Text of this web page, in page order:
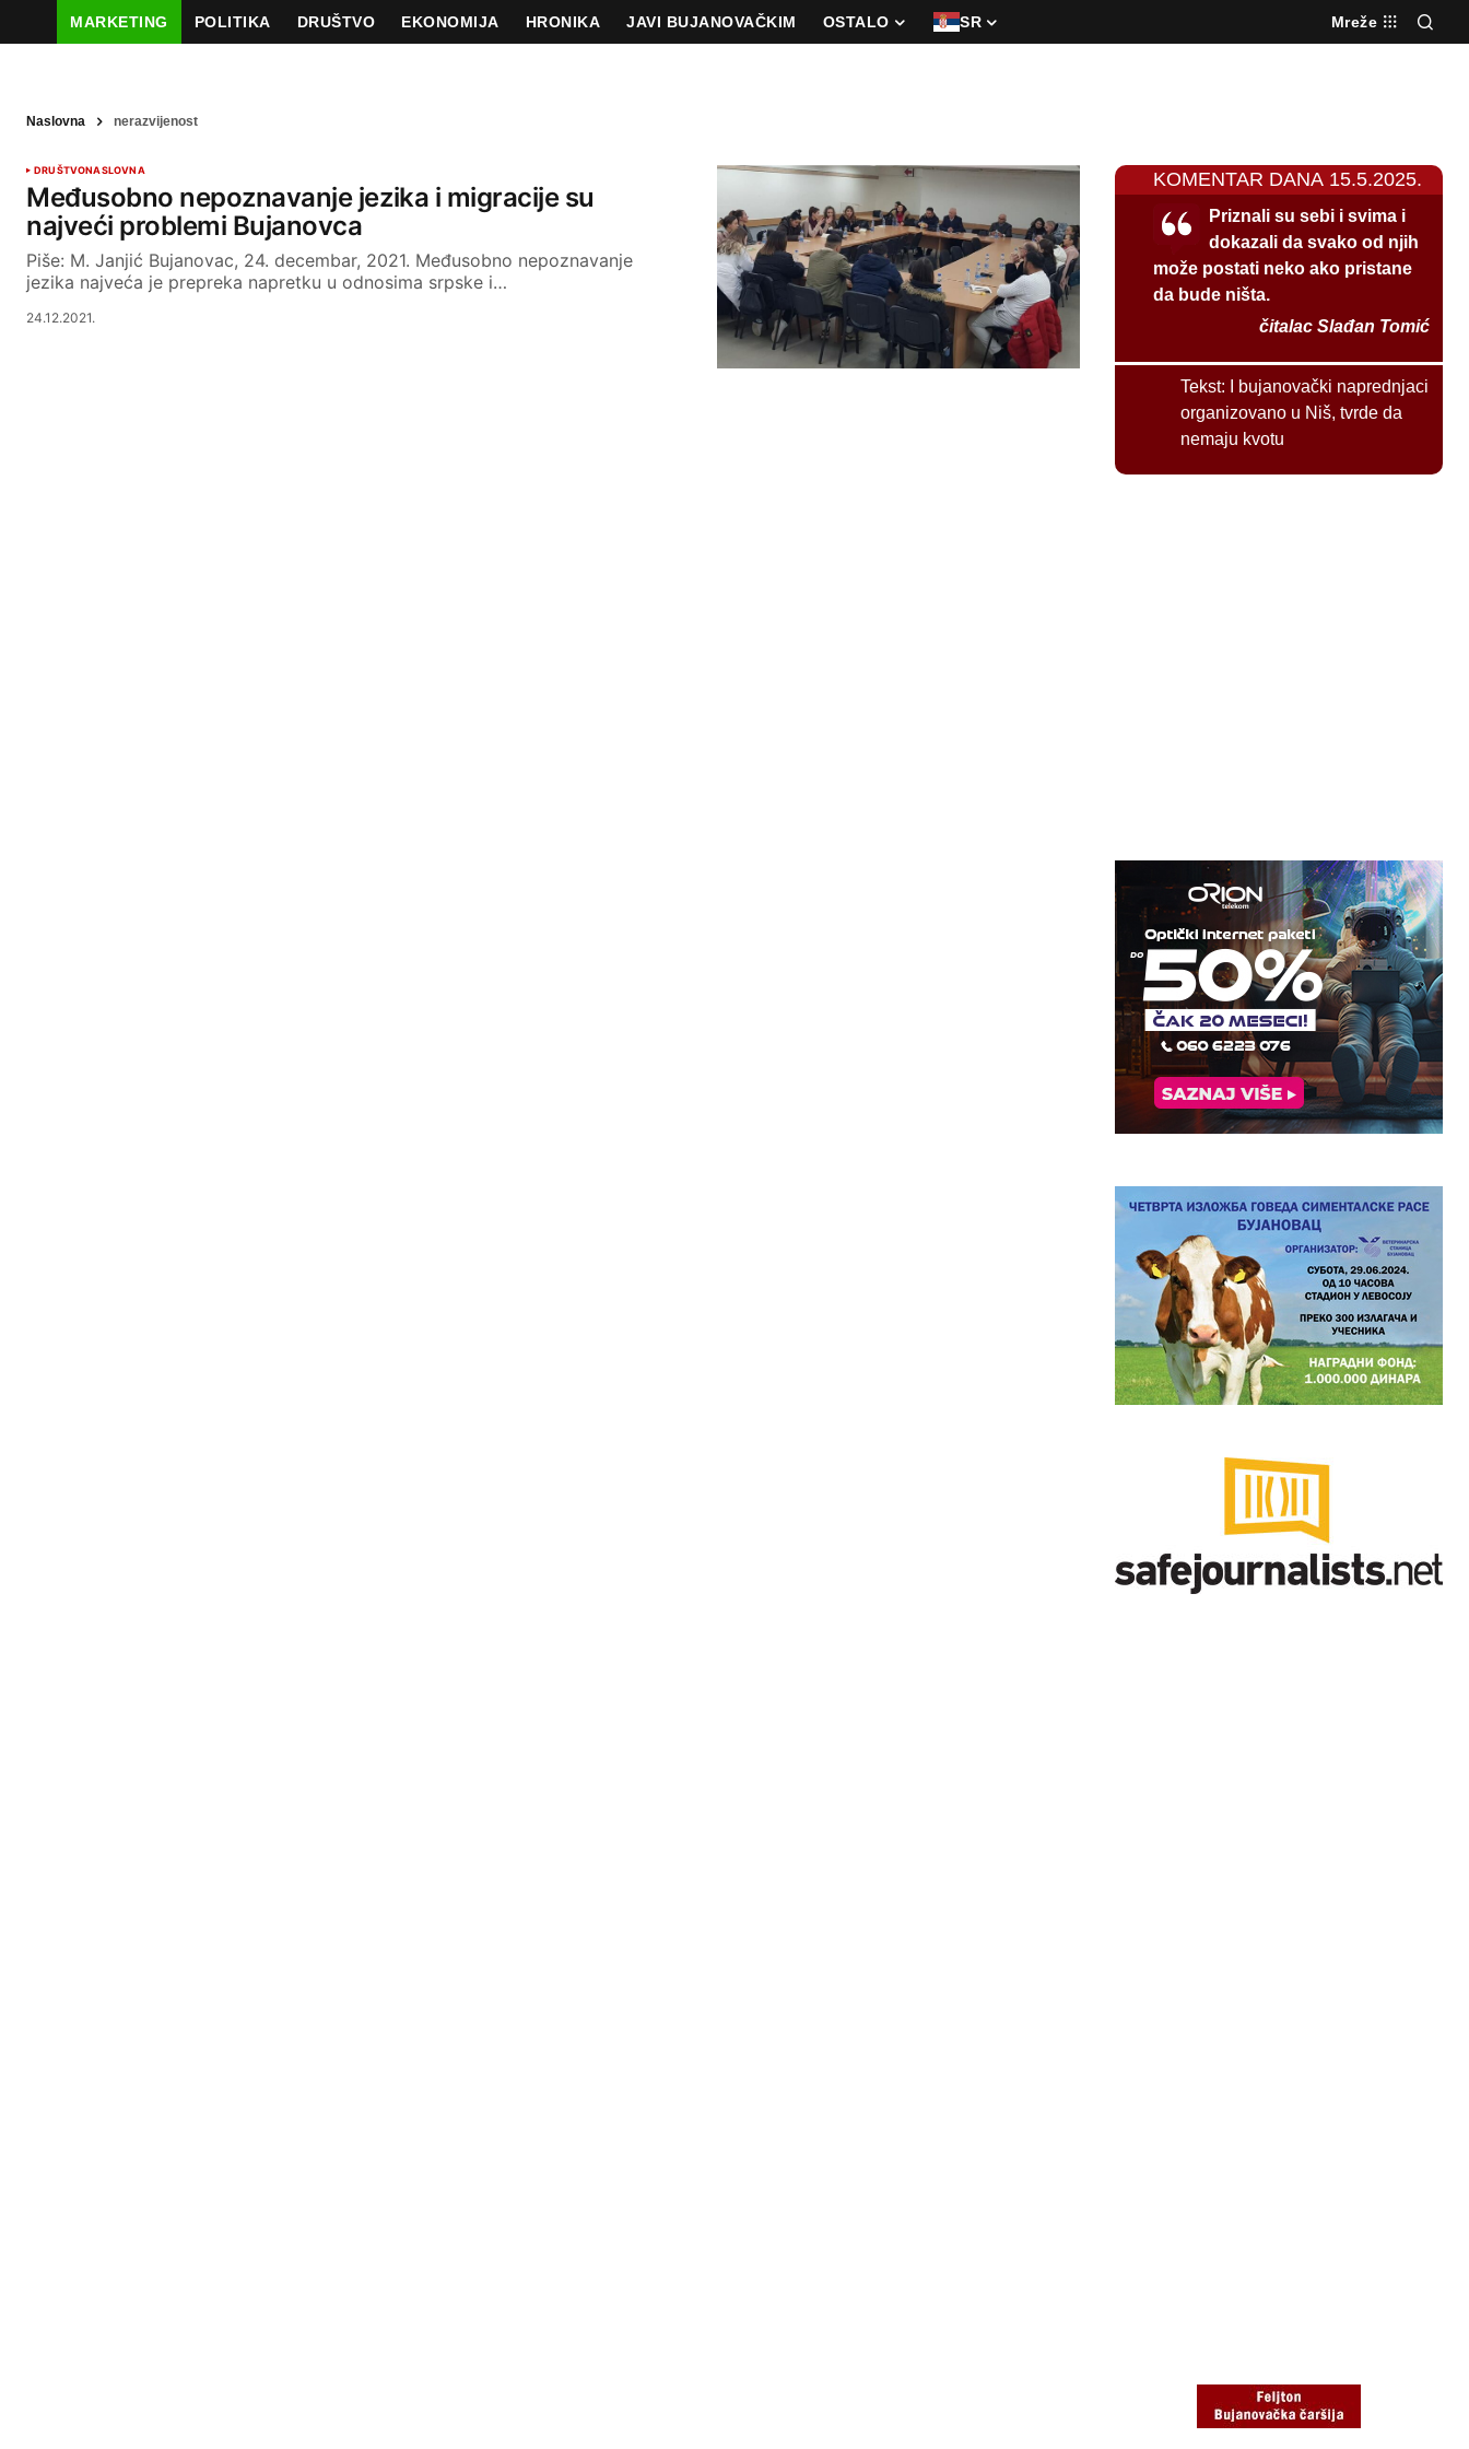
MARKETING POLITIKA DRUŠTVO EKONOMIJA HRONIKA JAVI BUJANOVAČKIM OSTALO SR Mreže
Naslovna nerazvijenost
DRUŠTVONASLOVNA
Međusobno nepoznavanje jezika i migracije su
najveći problemi Bujanovca
Piše: M. Janjić Bujanovac, 24. decembar, 2021. Međusobno nepoznavanje
jezika najveća je prepreka napretku u odnosima srpske i…
24.12.2021.
KOMENTAR DANA 15.5.2025.
Priznali su sebi i svima i
dokazali da svako od njih
može postati neko ako pristane
da bude ništa.
čitalac Slađan Tomić
Tekst:
I bujanovački naprednjaci
organizovano u Niš, tvrde da
nemaju kvotu